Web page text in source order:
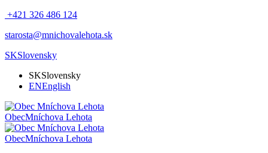
+421 326 486 124
starosta@mnichovalehota.sk
SKSlovensky
SKSlovensky
ENEnglish
ObecMníchova Lehota
ObecMníchova Lehota